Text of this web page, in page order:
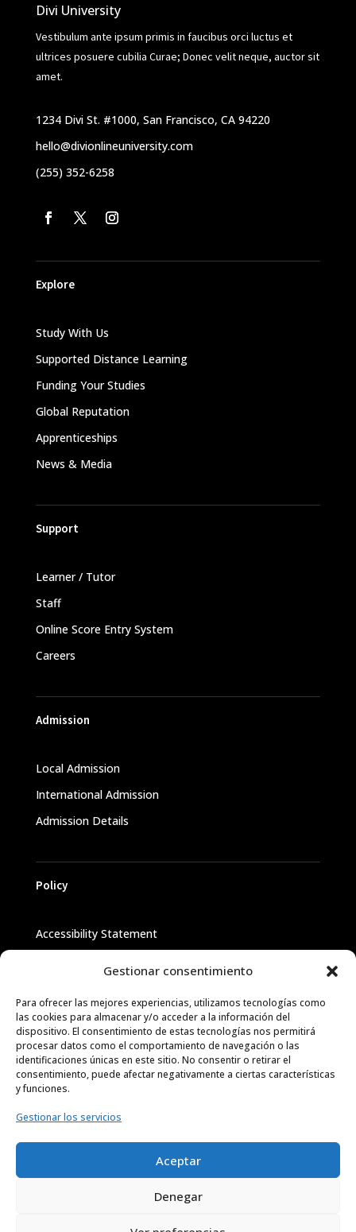
Gestionar consentimiento
Para ofrecer las mejores experiencias, utilizamos tecnologías como
las cookies para almacenar y/o acceder a la información del
dispositivo. El consentimiento de estas tecnologías nos permitirá
procesar datos como el comportamiento de navegación o las
identificaciones únicas en este sitio. No consentir o retirar el
consentimiento, puede afectar negativamente a ciertas características
y funciones.
Gestionar los servicios
Aceptar
Denegar
Divi University
Vestibulum ante ipsum primis in faucibus orci luctus et
ultrices posuere cubilia Curae; Donec velit neque, auctor sit
amet.
1234 Divi St. #1000, San Francisco, CA 94220
hello@divionlineuniversity.com
(255) 352-6258
Explore
Study With Us
Supported Distance Learning
Funding Your Studies
Global Reputation
Apprenticeships
News & Media
Support
Learner / Tutor
Staff
Online Score Entry System
Careers
Admission
Local Admission
International Admission
Admission Details
Policy
Accessibility Statement
Cookie Policy
Copyright
Viena